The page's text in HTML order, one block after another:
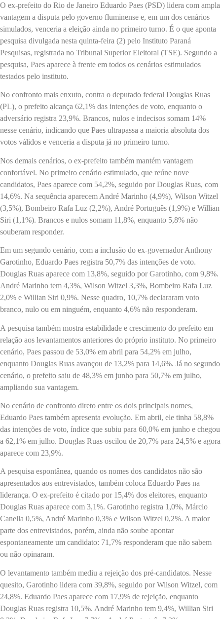
O ex-prefeito do Rio de Janeiro Eduardo Paes (PSD) lidera com ampla
vantagem a disputa pelo governo fluminense e, em um dos cenários
simulados, venceria a eleição ainda no primeiro turno. É o que aponta
pesquisa divulgada nesta quinta-feira (2) pelo Instituto Paraná
Pesquisas, registrada no Tribunal Superior Eleitoral (TSE). Segundo a
pesquisa, Paes aparece à frente em todos os cenários estimulados
testados pelo instituto.
No confronto mais enxuto, contra o deputado federal Douglas Ruas
(PL), o prefeito alcança 62,1% das intenções de voto, enquanto o
adversário registra 23,9%. Brancos, nulos e indecisos somam 14%
nesse cenário, indicando que Paes ultrapassa a maioria absoluta dos
votos válidos e venceria a disputa já no primeiro turno.
Nos demais cenários, o ex-prefeito também mantém vantagem
confortável. No primeiro cenário estimulado, que reúne nove
candidatos, Paes aparece com 54,2%, seguido por Douglas Ruas, com
14,6%. Na sequência aparecem André Marinho (4,9%), Wilson Witzel
(3,5%), Bombeiro Rafa Luz (2,2%), André Português (1,9%) e Willian
Siri (1,1%). Brancos e nulos somam 11,8%, enquanto 5,8% não
souberam responder.
Em um segundo cenário, com a inclusão do ex-governador Anthony
Garotinho, Eduardo Paes registra 50,7% das intenções de voto.
Douglas Ruas aparece com 13,8%, seguido por Garotinho, com 9,8%.
André Marinho tem 4,3%, Wilson Witzel 3,3%, Bombeiro Rafa Luz
2,0% e Willian Siri 0,9%. Nesse quadro, 10,7% declararam voto
branco, nulo ou em ninguém, enquanto 4,6% não responderam.
A pesquisa também mostra estabilidade e crescimento do prefeito em
relação aos levantamentos anteriores do próprio instituto. No primeiro
cenário, Paes passou de 53,0% em abril para 54,2% em julho,
enquanto Douglas Ruas avançou de 13,2% para 14,6%. Já no segundo
cenário, o prefeito saiu de 48,3% em junho para 50,7% em julho,
ampliando sua vantagem.
No cenário de confronto direto entre os dois principais nomes,
Eduardo Paes também apresenta evolução. Em abril, ele tinha 58,8%
das intenções de voto, índice que subiu para 60,0% em junho e chegou
a 62,1% em julho. Douglas Ruas oscilou de 20,7% para 24,5% e agora
aparece com 23,9%.
A pesquisa espontânea, quando os nomes dos candidatos não são
apresentados aos entrevistados, também coloca Eduardo Paes na
liderança. O ex-prefeito é citado por 15,4% dos eleitores, enquanto
Douglas Ruas aparece com 3,1%. Garotinho registra 1,0%, Márcio
Canella 0,5%, André Marinho 0,3% e Wilson Witzel 0,2%. A maior
parte dos entrevistados, porém, ainda não soube apontar
espontaneamente um candidato: 71,7% responderam que não sabem
ou não opinaram.
O levantamento também mediu a rejeição dos pré-candidatos. Nesse
quesito, Garotinho lidera com 39,8%, seguido por Wilson Witzel, com
24,8%. Eduardo Paes aparece com 17,9% de rejeição, enquanto
Douglas Ruas registra 10,5%. André Marinho tem 9,4%, Willian Siri